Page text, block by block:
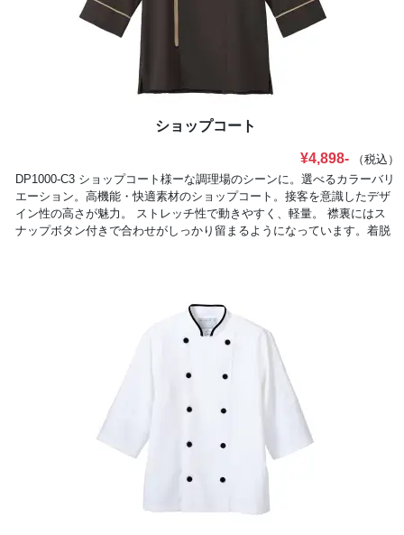
ショップコート
¥4,898-
（税込）
DP1000-C3 ショップコート様ーな調理場のシーンに。選べるカラーバリ
エーション。高機能・快適素材のショップコート。接客を意識したデザ
イン性の高さが魅力。 ストレッチ性で動きやすく、軽量。 襟裏にはス
ナップボタン付きで合わせがしっかり留まるようになっています。着脱
減。肌がきれいに見えるジェンダーレスカラーを揃えました。豊富なカ
ラーバリエーションで6色展開です。POINT・サラッとした着心地&スト
レッチでストレスフリー・洗濯耐久性に優れた素材で丈夫で長持ち・異
物混入対策の仕様でHACCP支援■襟裏スナップボタン合わせがしっかり
と留まるように、襟裏にもスナップボタンを装備。■ジップアップ着脱
しやすいファスナー仕様。ファスナーの金具破損を防ぐフラップ付き。
■ネームループ名札が取り付けられるネームループ付き。■ベンチレーシ
ョン背中のベンチレーションで風の通り道をつくり涼しく。配色ステッ
チもポイント。■体毛落下防止ネット通気性の高いメッシュにソフトタ
ッチの鹿の子ニットを付けた体毛防止ネット。